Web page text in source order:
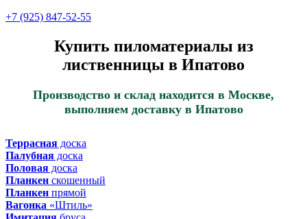
+7 (925) 847-52-55
Купить пиломатериалы из
лиственницы в Ипатово
Производство и склад находится в Москве,
выполняем доставку в Ипатово
Террасная доска
Палубная доска
Половая доска
Планкен скошенный
Планкен прямой
Вагонка «Штиль»